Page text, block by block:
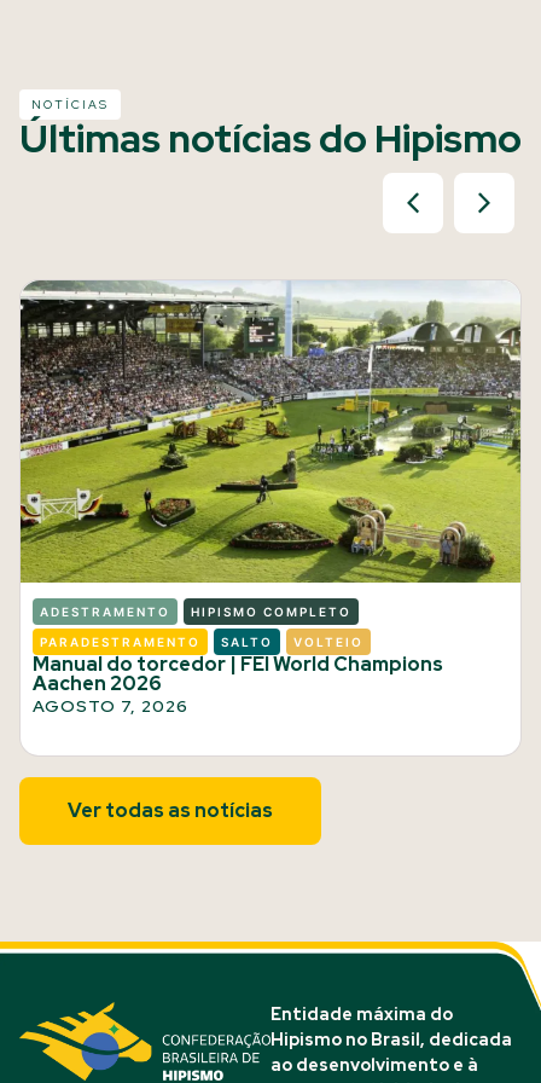
NOTÍCIAS
Últimas notícias do Hipismo
ADESTRAMENTO HIPISMO COMPLETO
PARADESTRAMENTO SALTO VOLTEIO
Manual do torcedor | FEI World Champions
Aachen 2026
AGOSTO 7, 2026
Ver todas as notícias
Entidade máxima do
Hipismo no Brasil, dedicada
ao desenvolvimento e à